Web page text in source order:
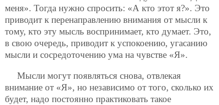
меня». Тогда нужно спросить: «А кто этот я?». Это
приводит к перенаправлению внимания от мысли к
тому, кто эту мысль воспринимает, кто думает. Это,
в свою очередь, приводит к успокоению, угасанию
мысли и сосредоточению ума на чувстве «Я».
Мысли могут появляться снова, отвлекая
внимание от «Я», но независимо от того, сколько их
будет, надо постоянно практиковать такое